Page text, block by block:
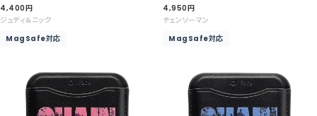
セ
ー
価
4,400円
ジュディ&ニック
MagSafe対応
セ
ー
価
4,950円
チェンソーマン
MagSafe対応